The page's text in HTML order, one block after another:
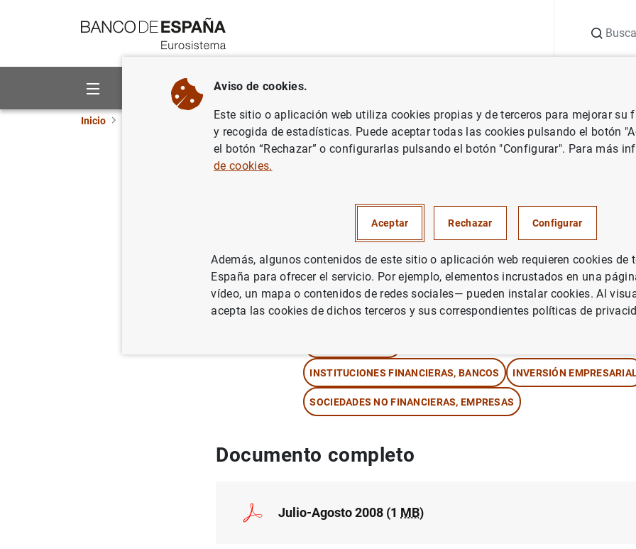
Sobre el Banco Áreas de actuación
Inicio Análisis económico e investigación Boletín Económico Julio-Agosto 2008
Julio-Agosto 2008
Serie: Boletín Económico.
Autor: Banco de España
INSTITUCIONES FINANCIERAS, BANCOS INVERSIÓN
SOCIEDADES NO FINANCIERAS, EMPRESAS
Documento completo
Julio-Agosto 2008 (1 MB)
Aviso de cookies.
Este sitio o aplicación web utiliza cookies propias y de terceros para mejorar
y recogida de estadísticas. Puede aceptar todas las cookies pulsando el botón
el botón “Rechazar” o configurarlas pulsando el botón "Configurar". Para más
de cookies.
Aceptar Rechazar Configurar
Además, algunos contenidos de este sitio o aplicación web requieren cookies de
España para ofrecer el servicio. Por ejemplo, elementos incrustados en una
vídeo, un mapa o contenidos de redes sociales— pueden instalar cookies. Al
acepta las cookies de dichos terceros y sus correspondientes políticas de